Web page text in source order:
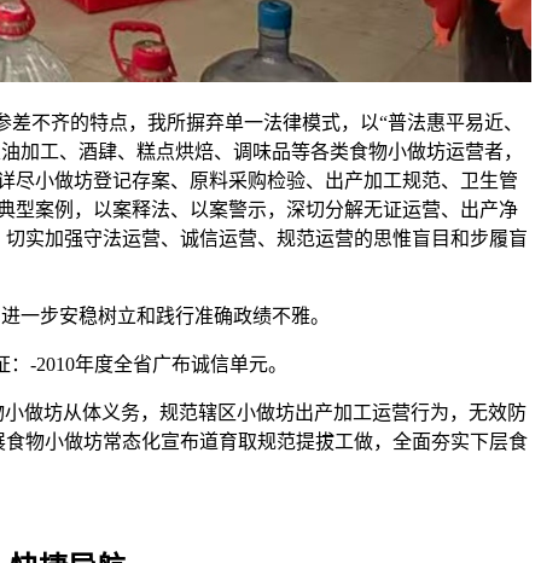
齐的特点，我所摒弃单一法律模式，以“普法惠平易近、
工、酒肆、糕点烘焙、调味品等各类食物小做坊运营者，
小做坊登记存案、原料采购检验、出产加工规范、卫生管
型案例，以案释法、以案警示，深切分解无证运营、出产净
实加强守法运营、诚信运营、规范运营的思惟盲目和步履盲
步安稳树立和践行准确政绩不雅。
-2010年度全省广布诚信单元。
坊从体义务，规范辖区小做坊出产加工运营行为，无效防
物小做坊常态化宣布道育取规范提拔工做，全面夯实下层食